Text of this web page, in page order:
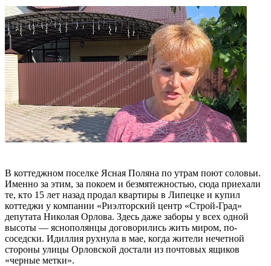
В коттеджном поселке Ясная Поляна по утрам поют соловьи.
Именно за этим, за покоем и безмятежностью, сюда приехали
те, кто 15 лет назад продал квартиры в Липецке и купил
коттеджи у компании «Риэлторский центр «Строй-Град»
депутата Николая Орлова. Здесь даже заборы у всех одной
высоты — яснополянцы договорились жить миром, по-
соседски. Идиллия рухнула в мае, когда жители нечетной
стороны улицы Орловской достали из почтовых ящиков
«черные метки».